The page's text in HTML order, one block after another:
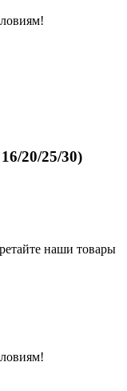
20/25/30)
наши товары